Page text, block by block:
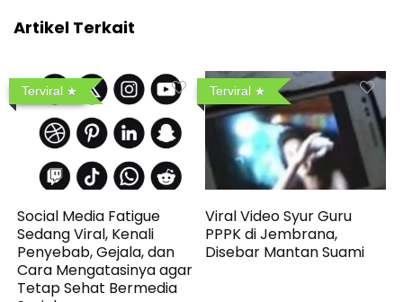
Artikel Terkait
Terviral
Social Media Fatigue
Sedang Viral, Kenali
Penyebab, Gejala, dan
Cara Mengatasinya agar
Tetap Sehat Bermedia
Terviral
Viral Video Syur Guru
PPPK di Jembrana,
Disebar Mantan Suami